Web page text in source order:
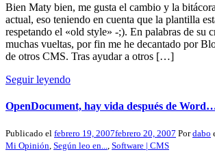
Bien Maty bien, me gusta el cambio y la
actual, eso teniendo en cuenta que la plantilla
respetando el «old style» -;). En palabras de su
muchas vueltas, por fin me he decantado por
de otros CMS. Tras ayudar a otros […]
Seguir leyendo
OpenDocument, hay vida después de
Publicado el febrero 19, 2007febrero 20, 2007 Pordabo
Mi Opinión, Según leo en..., Software | CMS